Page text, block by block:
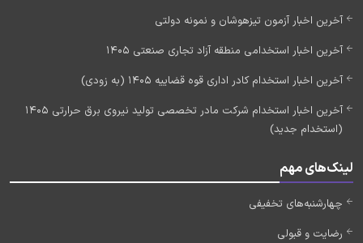
آخرین اخبار آزمون تیزهوشان و نمونه دولتی
آخرین اخبار استخدامی منطقه آزاد تجاری صنعتی 1405
آخرین اخبار استخدام کادر اداری قوه قضاییه 1405 (به زودی)
آخرین اخبار استخدام شرکت مادر تخصصی تولید نیروی برق حرارتی 1405
(استخدام جدید)
لینک‌های مهم
چهارشنبه‌های تخفیفی
رضایت و قبولی